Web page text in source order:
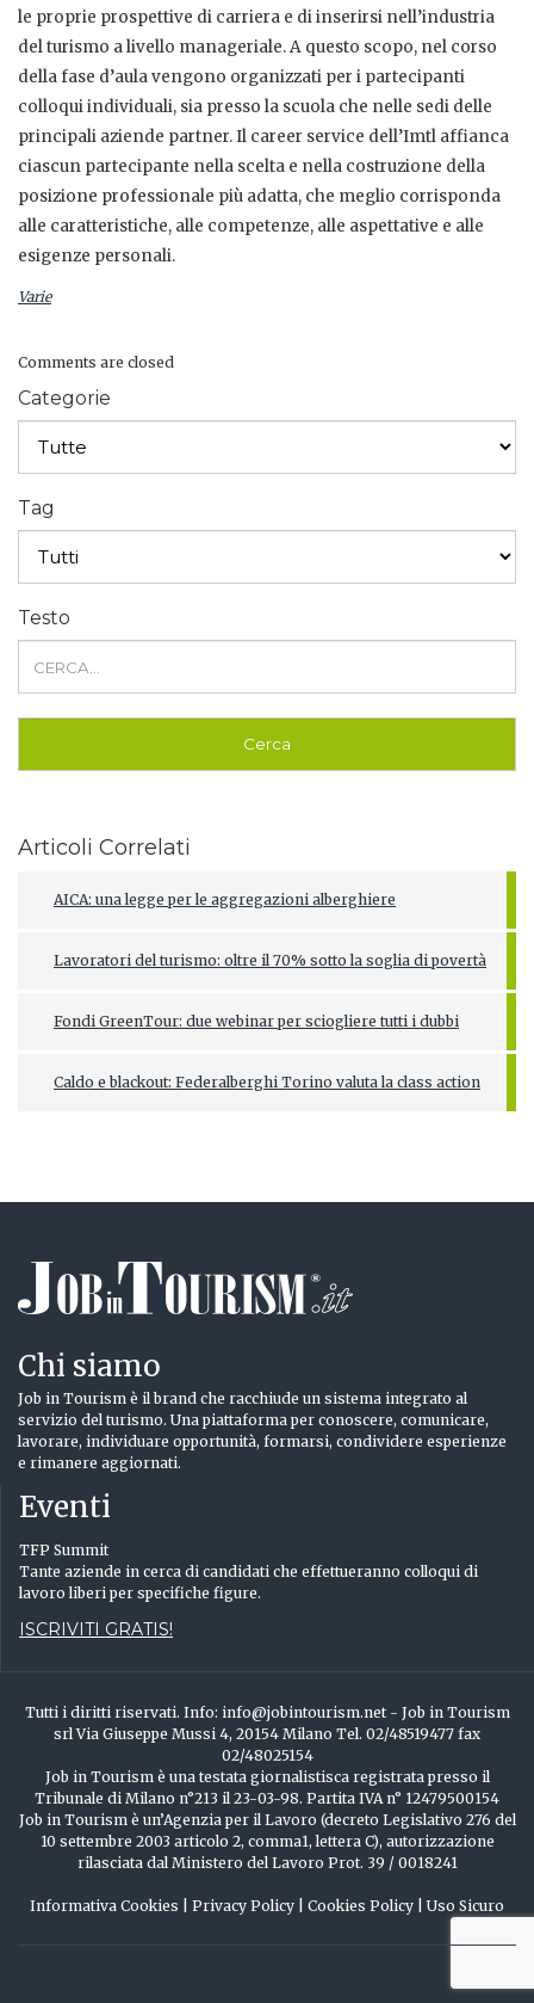
le proprie prospettive di carriera e di inserirsi nell’industria
del turismo a livello manageriale. A questo scopo, nel corso
della fase d’aula vengono organizzati per i partecipanti
colloqui individuali, sia presso la scuola che nelle sedi delle
principali aziende partner. Il career service dell’Imtl affianca
ciascun partecipante nella scelta e nella costruzione della
posizione professionale più adatta, che meglio corrisponda
alle caratteristiche, alle competenze, alle aspettative e alle
esigenze personali.
Varie
Comments are closed
Categorie
Tag
Testo
Articoli Correlati
AICA: una legge per le aggregazioni alberghiere
Lavoratori del turismo: oltre il 70% sotto la soglia di povertà
Fondi GreenTour: due webinar per sciogliere tutti i dubbi
Caldo e blackout: Federalberghi Torino valuta la class action
Chi siamo
Job in Tourism è il brand che racchiude un sistema integrato al
servizio del turismo. Una piattaforma per conoscere, comunicare,
lavorare, individuare opportunità, formarsi, condividere esperienze
e rimanere aggiornati.
Eventi
TFP Summit
Tante aziende in cerca di candidati che effettueranno colloqui di
lavoro liberi per specifiche figure.
ISCRIVITI GRATIS!
Tutti i diritti riservati. Info: info@jobintourism.net - Job in Tourism
srl Via Giuseppe Mussi 4, 20154 Milano Tel. 02/48519477 fax
02/48025154
Job in Tourism è una testata giornalistisca registrata presso il
Tribunale di Milano n°213 il 23-03-98. Partita IVA n° 12479500154
Job in Tourism è un’Agenzia per il Lavoro (decreto Legislativo 276 del
10 settembre 2003 articolo 2, comma1, lettera C), autorizzazione
rilasciata dal Ministero del Lavoro Prot. 39 / 0018241
Informativa Cookies Privacy Policy Cookies Policy Uso Sicuro